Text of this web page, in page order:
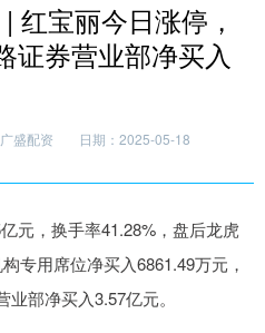
红宝丽今日涨停，
证券营业部净买入
盛配资
日期：2025-05-18
元，换手率41.28%，盘后龙虎
专用席位净买入6861.49万元，
部净买入3.57亿元。